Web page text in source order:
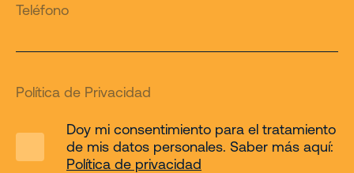
Teléfono
Política de Privacidad
Doy mi consentimiento para el tratamiento
de mis datos personales. Saber más aquí:
Política de privacidad